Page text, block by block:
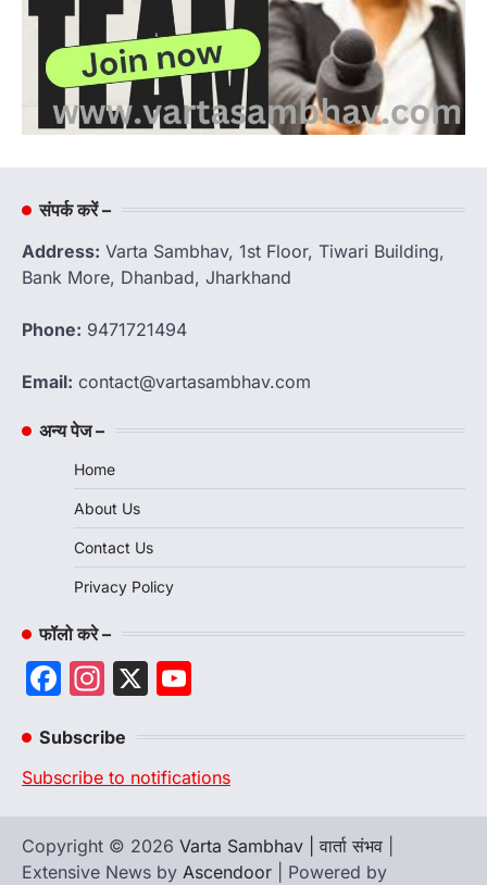
संपर्क करें –
Address: Varta Sambhav, 1st Floor, Tiwari Building,
Bank More, Dhanbad, Jharkhand
Phone: 9471721494
Email: contact@vartasambhav.com
अन्य पेज –
Home
About Us
Contact Us
Privacy Policy
फॉलो करे –
Facebook
Instagram
X
Subscribe
Subscribe to notifications
Copyright © 2026 Varta Sambhav | वार्ता संभव
Extensive News by Ascendoor | Powered by